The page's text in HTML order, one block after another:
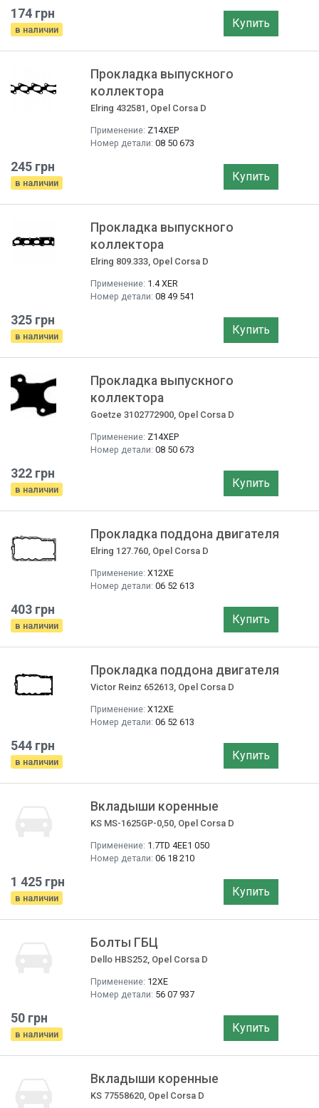
174 грн
в наличии Купить
Прокладка выпускного
коллектора
Elring 432581, Opel Corsa D
Применение: Z14XEP
Номер детали: 08 50 673
245 грн
в наличии Купить
Прокладка выпускного
коллектора
Elring 809.333, Opel Corsa D
Применение: 1.4 XER
Номер детали: 08 49 541
325 грн
в наличии Купить
Прокладка выпускного
коллектора
Goetze 3102772900, Opel Corsa D
Применение: Z14XEP
Номер детали: 08 50 673
322 грн
в наличии Купить
Прокладка поддона двигателя
Elring 127.760, Opel Corsa D
Применение: X12XE
Номер детали: 06 52 613
403 грн
в наличии Купить
Прокладка поддона двигателя
Victor Reinz 652613, Opel Corsa D
Применение: X12XE
Номер детали: 06 52 613
544 грн
в наличии Купить
Вкладыши коренные
KS MS-1625GP-0,50, Opel Corsa D
Применение: 1.7TD 4EE1 050
Номер детали: 06 18 210
1 425 грн
в наличии Купить
Болты ГБЦ
Dello HBS252, Opel Corsa D
Применение: 12XE
Номер детали: 56 07 937
50 грн
в наличии Купить
Вкладыши коренные
KS 77558620, Opel Corsa D